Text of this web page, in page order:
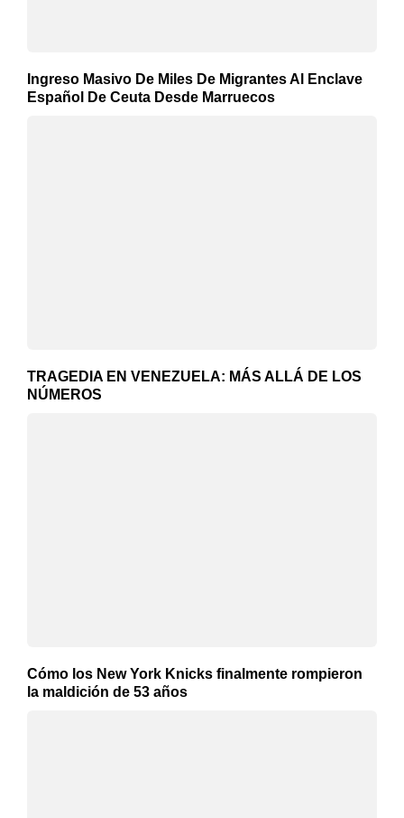
Ingreso Masivo De Miles De Migrantes Al Enclave
Español De Ceuta Desde Marruecos
TRAGEDIA EN VENEZUELA: MÁS ALLÁ DE LOS
NÚMEROS
Cómo los New York Knicks finalmente rompieron
la maldición de 53 años